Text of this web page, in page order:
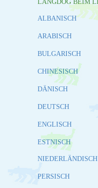
LANGDOG BEIM
ALBANISCH
ARABISCH
BULGARISCH
CHINESISCH
DÄNISCH
DEUTSCH
ENGLISCH
ESTNISCH
NIEDERLÄNDISCH
PERSISCH